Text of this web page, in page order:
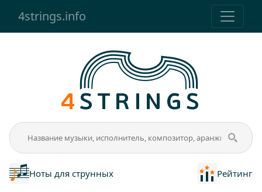
4strings.info
Ноты для струнных Рейтинг